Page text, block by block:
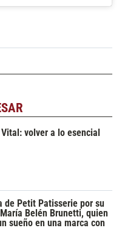
volver a lo esencial
de Petit Patisserie por su
Belén Brunetti, quien
sueño en una marca con